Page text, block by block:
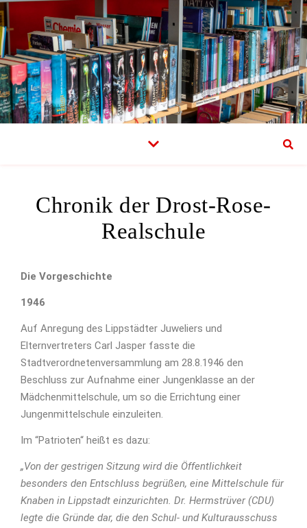
Chronik der Drost-Rose-
Realschule
Die Vorgeschichte
1946
Auf Anregung des Lippstädter Juweliers und
Elternvertreters Carl Jasper fasste die
Stadtverordnetenversammlung am 28.8.1946 den
Beschluss zur Aufnahme einer Jungenklasse an der
Mädchenmittelschule, um so die Errichtung einer
Jungenmittelschule einzuleiten.
Im “Patrioten“ heißt es dazu:
„Von der gestrigen Sitzung wird die Öffentlichkeit
besonders den Entschluss begrüßen, eine Mittelschule für
Knaben in Lippstadt einzurichten. Dr. Hermstrüver (CDU)
legte die Gründe dar, die den Schul- und Kulturausschuss